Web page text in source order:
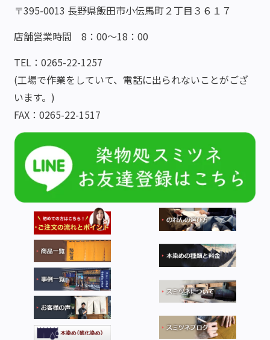
〒395-0013 長野県飯田市小伝馬町２丁目３６１７
店舗営業時間 8：00～18：00
TEL：0265-22-1257
(工場で作業をしていて、電話に出られないことがござ
います。)
FAX：0265-22-1517